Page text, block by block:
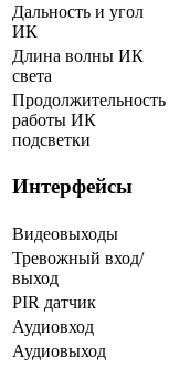
Дальность и угол
ИК
Длина волны ИК
света
Продолжительность
работы ИК
подсветки
Интерфейсы
Видеовыходы
Тревожный вход/
выход
PIR датчик
Аудиовход
Аудиовыход